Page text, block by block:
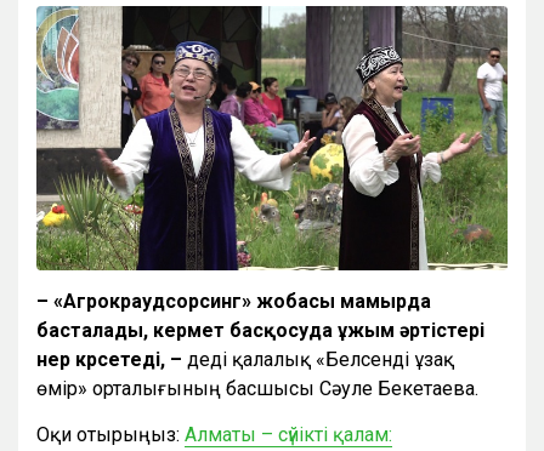
– «Агрокраудсорсинг» жобасы мамырда
басталады, кермет басқосуда ұжым әртістері
өнер көрсетеді, – деді қалалық «Белсенді ұзақ
өмір» орталығының басшысы Сәуле Бекетаева.
Оқи отырыңыз: Алматы – сүйікті қалам: